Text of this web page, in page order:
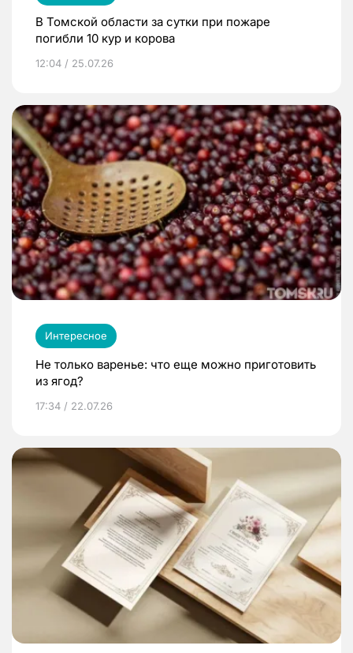
В Томской области за сутки при пожаре
погибли 10 кур и корова
12:04 / 25.07.26
Интересное
Не только варенье: что еще можно приготовить
из ягод?
17:34 / 22.07.26